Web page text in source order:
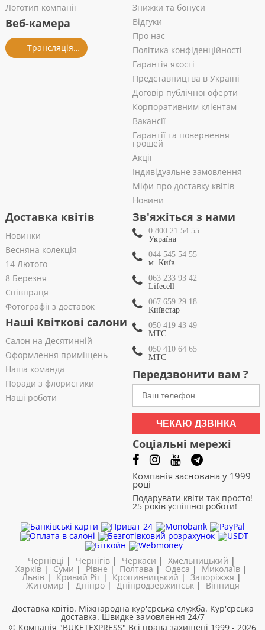
Логотип компанії
Веб-камера
Трансляція із салону
Знижки та бонуси
Відгуки
Про нас
Політика конфіденційності
Гарантія якості
Представництва в Україні
Договір публічної оферти
Корпоративним клієнтам
Вакансії
Гарантії та повернення
грошей
Акції
Індивідуальне замовлення
Міфи про доставку квітів
Новини
Доставка квітів
Новинки
Весняна колекція
14 Лютого
8 Березня
Співпраця
Фотографії з доставок
Наші Квіткові салони
Салон на Десятинній
Оформлення приміщень
Наша команда
Поради з флористики
Наші роботи
Зв'яжіться з нами
0 800 21 54 55
Україна
044 545 54 55
м. Київ
063 233 93 42
Lifecell
067 659 29 18
Київстар
050 419 43 49
МТС
050 410 64 65
МТС
Передзвонити вам ?
ЧЕКАЮ ДЗВІНКА
Соціальні мережі
Компанія заснована у 1999
році
Подарувати квіти так просто!
25 років успішної роботи!
Чернівці | Чернігів| Черкаси | Хмельницький |
Харків | Суми | Рівне | Полтава | Одеса | Миколаїв |
Львів| Кривий Ріг|Кропивницький | Запоріжжя |
Житомир | Дніпро| Дніпродзержинськ| Вінниця
Доставка квітів. Міжнародна кур'єрська служба. Кур'єрська
доставка. Швидке замовлення 24/7
© Компанія "BUKETEXPRESS" Всі права захищені 1999 - 2026